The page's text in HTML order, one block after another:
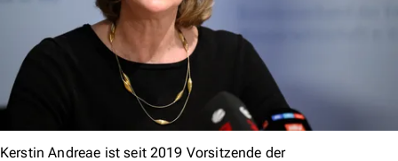
Kerstin Andreae ist seit 2019 Vorsitzende der